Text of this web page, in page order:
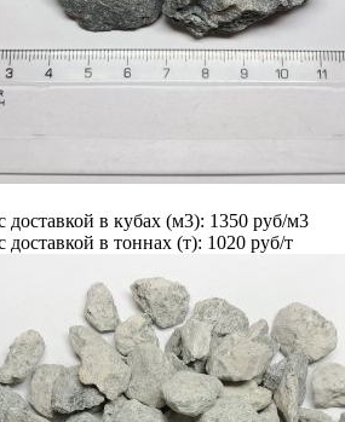
в кубах (м3): 1350 руб/м3
в тоннах (т): 1020 руб/т